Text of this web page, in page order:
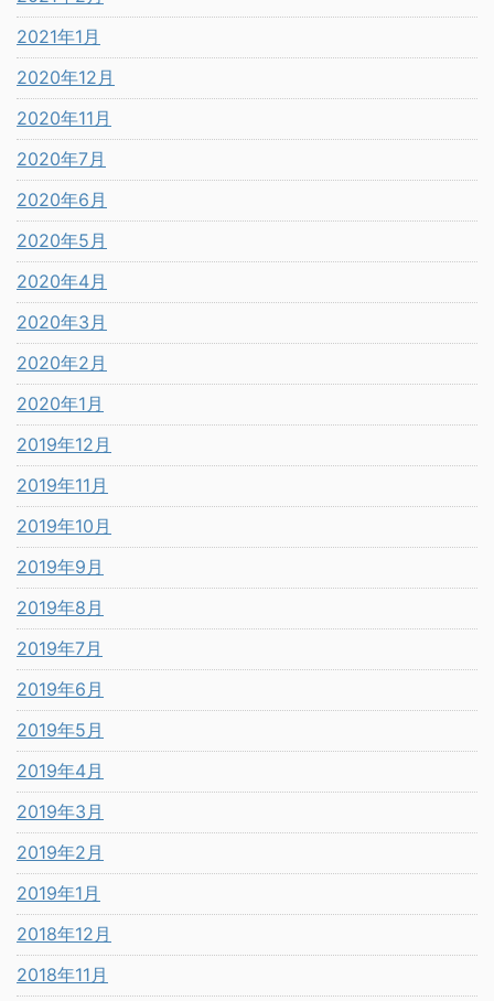
2021年1月
2020年12月
2020年11月
2020年7月
2020年6月
2020年5月
2020年4月
2020年3月
2020年2月
2020年1月
2019年12月
2019年11月
2019年10月
2019年9月
2019年8月
2019年7月
2019年6月
2019年5月
2019年4月
2019年3月
2019年2月
2019年1月
2018年12月
2018年11月